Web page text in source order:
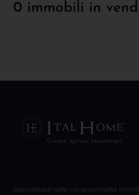
0 immobili in
Specializzati nella compravendita